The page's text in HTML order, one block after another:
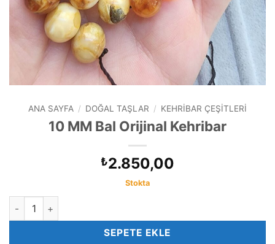
ANA SAYFA / DOĞAL TAŞLAR / KEHRIBAR ÇEŞITLERI
10 MM Bal Orijinal Kehribar
₺2.850,00
Stokta
10 MM Bal Orijinal Kehribar adet
SEPETE EKLE